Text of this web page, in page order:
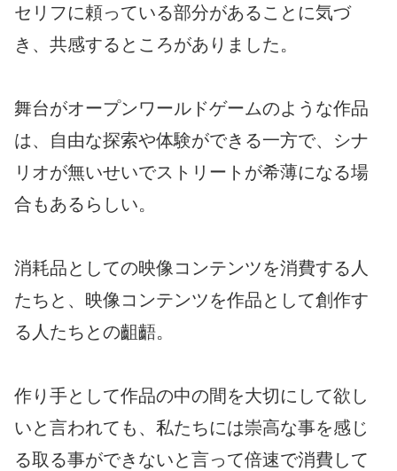
セリフに頼っている部分があることに気づ
き、共感するところがありました。
舞台がオープンワールドゲームのような作品
は、自由な探索や体験ができる一方で、シナ
リオが無いせいでストリートが希薄になる場
合もあるらしい。
消耗品としての映像コンテンツを消費する人
たちと、映像コンテンツを作品として創作す
る人たちとの齟齬。
作り手として作品の中の間を大切にして欲し
いと言われても、私たちには崇高な事を感じ
る取る事ができないと言って倍速で消費して